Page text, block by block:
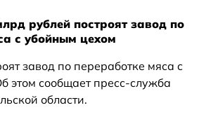
рублей построят завод по
с убойным цехом
завод по переработке мяса с
этом сообщает пресс-служба
области.